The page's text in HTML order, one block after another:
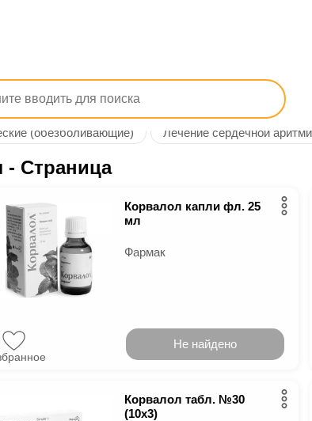
Лекарства Неврологические Сердечно-
сна, успокаивающие, седативные
При сердечных
(обезболивающие)
Лечение сердечной
- Страница
Корвалол капли фл. 25
мл
Фармак
Не найдено
Корвалол табл. №30
(10х3)